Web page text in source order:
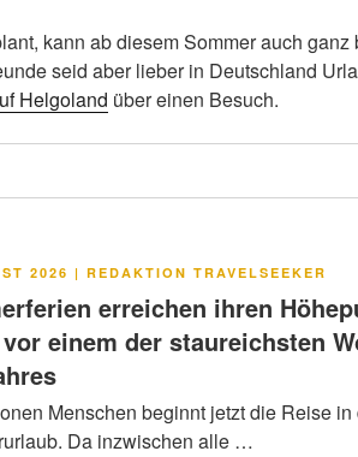
kann ab diesem Sommer auch ganz
seid aber lieber in Deutschland
Helgoland über einen Besuch.
2026 | REDAKTION TRAVELSEEKER
erreichen ihren
einem der staureichsten
Menschen beginnt jetzt die Reise in
Da inzwischen alle …